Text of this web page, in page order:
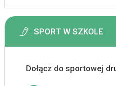
SPORT W SZKOLE
Dołącz do sportowej